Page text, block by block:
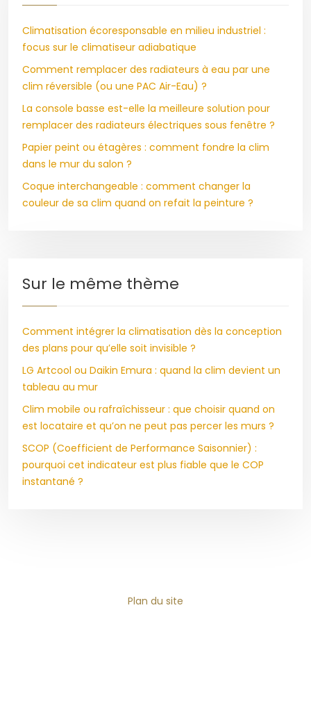
Climatisation écoresponsable en milieu industriel :
focus sur le climatiseur adiabatique
Comment remplacer des radiateurs à eau par une
clim réversible (ou une PAC Air-Eau) ?
La console basse est-elle la meilleure solution pour
remplacer des radiateurs électriques sous fenêtre ?
Papier peint ou étagères : comment fondre la clim
dans le mur du salon ?
Coque interchangeable : comment changer la
couleur de sa clim quand on refait la peinture ?
Sur le même thème
Comment intégrer la climatisation dès la conception
des plans pour qu’elle soit invisible ?
LG Artcool ou Daikin Emura : quand la clim devient un
tableau au mur
Clim mobile ou rafraîchisseur : que choisir quand on
est locataire et qu’on ne peut pas percer les murs ?
SCOP (Coefficient de Performance Saisonnier) :
pourquoi cet indicateur est plus fiable que le COP
instantané ?
Plan du site